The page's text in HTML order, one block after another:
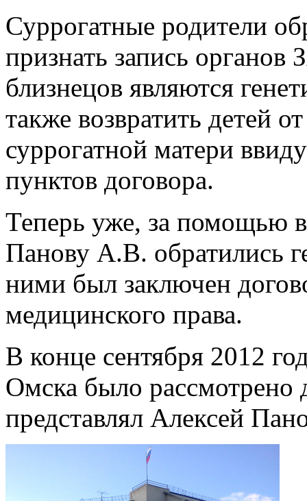
Суррогатные родители
признать запись
близнецов являются
также возвратить детей
суррогатной матери
пунктов договора.
Теперь уже, за помощью
Панову А.В. обратились
ними был заключен
медицинского права.
В конце сентября 2012
Омска было рассмотрено
представлял Алексей